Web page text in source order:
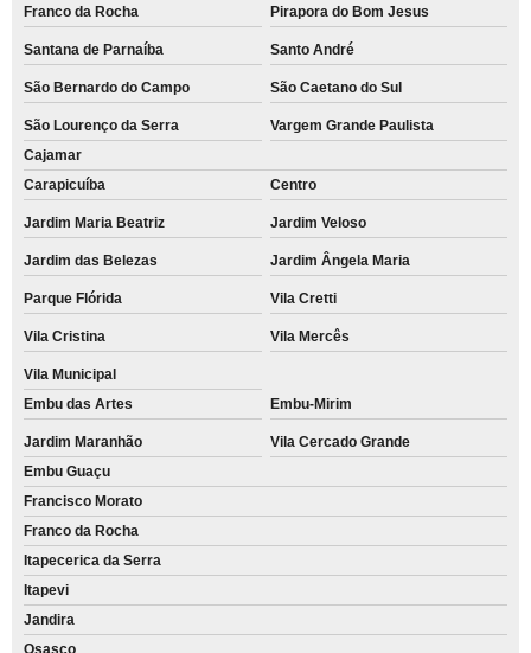
Franco da Rocha Pirapora do Bom Jesus
Santana de Parnaíba Santo André
São Bernardo do Campo São Caetano do Sul
São Lourenço da Serra
Vargem Grande Paulista
Cajamar
Carapicuíba
Centro
Jardim Maria Beatriz Jardim Veloso
Jardim das Belezas Jardim Ângela Maria
Parque Flórida Vila Cretti
Vila Cristina Vila Mercês
Vila Municipal
Embu das Artes
Embu-Mirim
Jardim Maranhão
Vila Cercado Grande
Embu Guaçu
Francisco Morato
Franco da Rocha
Itapecerica da Serra
Itapevi
Jandira
Osasco